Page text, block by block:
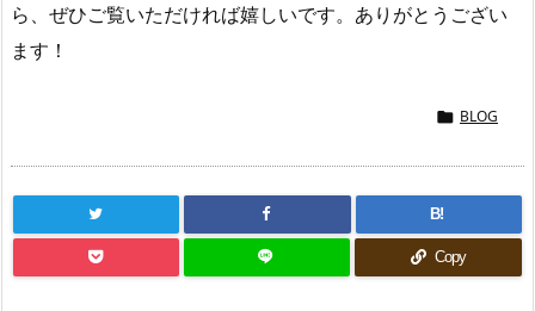
ら、ぜひご覧いただければ嬉しいです。ありがとうござい
ます！
 BLOG
B!
Copy